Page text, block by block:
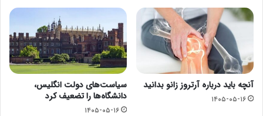
آنچه باید درباره آرتروز زانو بدانید
۱۴۰۵-۰۵-۱۶
سیاست‌های دولت انگلیس،
دانشگاه‌ها را تضعیف کرد
۱۴۰۵-۰۵-۱۶